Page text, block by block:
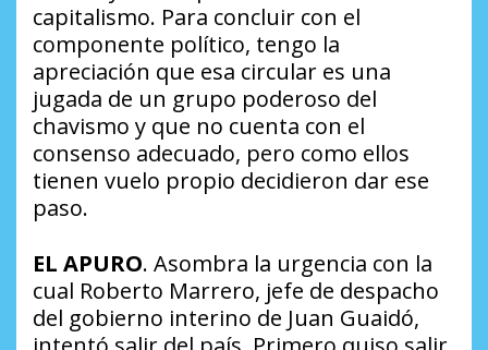
capitalismo. Para concluir con el
componente político, tengo la
apreciación que esa circular es una
jugada de un grupo poderoso del
chavismo y que no cuenta con el
consenso adecuado, pero como ellos
tienen vuelo propio decidieron dar ese
paso.
EL APURO. Asombra la urgencia con la
cual Roberto Marrero, jefe de despacho
del gobierno interino de Juan Guaidó,